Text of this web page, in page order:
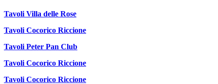
Tavoli Villa delle Rose
Tavoli Cocorico Riccione
Tavoli Peter Pan Club
Tavoli Cocorico Riccione
Tavoli Cocorico Riccione